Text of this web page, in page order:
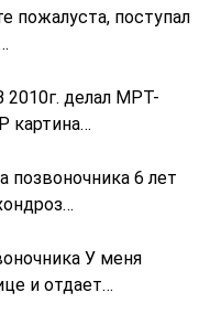
пожалуста, поступал
2010г. делал МРТ-
картина…
позвоночника 6 лет
У меня
и отдает…